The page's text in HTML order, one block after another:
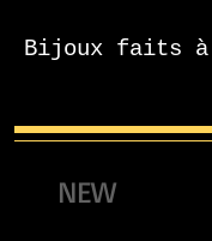
Bijoux faits à
NEW